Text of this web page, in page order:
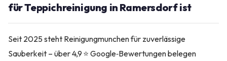
für Teppichreinigung in Ramersdorf ist
Seit 2025 steht Reinigungmunchen für zuverlässige
Sauberkeit – über 4,9 ⭐ Google‑Bewertungen belegen